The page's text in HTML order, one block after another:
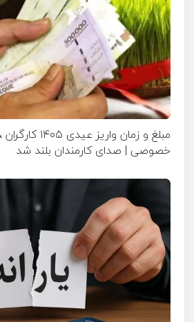
مبلغ و زمان
خصوصی | صدای کارمندان بلند شد